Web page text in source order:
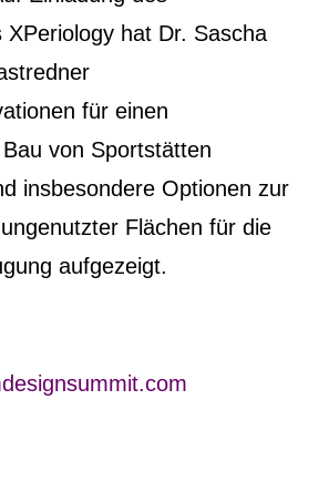
XPeriology hat Dr. Sascha
für einen
von Sportstätten
insbesondere Optionen zur
Flächen für die
aufgezeigt.